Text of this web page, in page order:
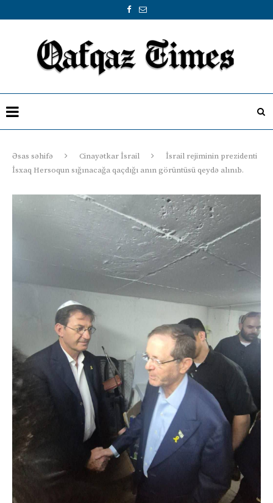
Əsas səhifə Cinayətkar İsrail
İsrail rejiminin prezidenti
İsxaq Hersoqun sığınacağa qaçdığı anın görüntüsü qeydə alınıb.